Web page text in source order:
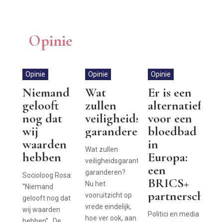
Opinie
Opinie
Niemand
gelooft
nog dat
wij
waarden
hebben
Socioloog Rosa:
“Niemand
gelooft nog dat
wij waarden
Opinie
Wat
zullen
veiligheidsgaranties
garanderen?
Wat zullen
veiligheidsgaranties
garanderen?
Nu het
vooruitzicht op
vrede eindelijk,
hoe ver ook, aan
Opinie
Er is een
alternatief
voor een
bloedbad
in
Europa:
een
BRICS+
partnerschap
Politici en media